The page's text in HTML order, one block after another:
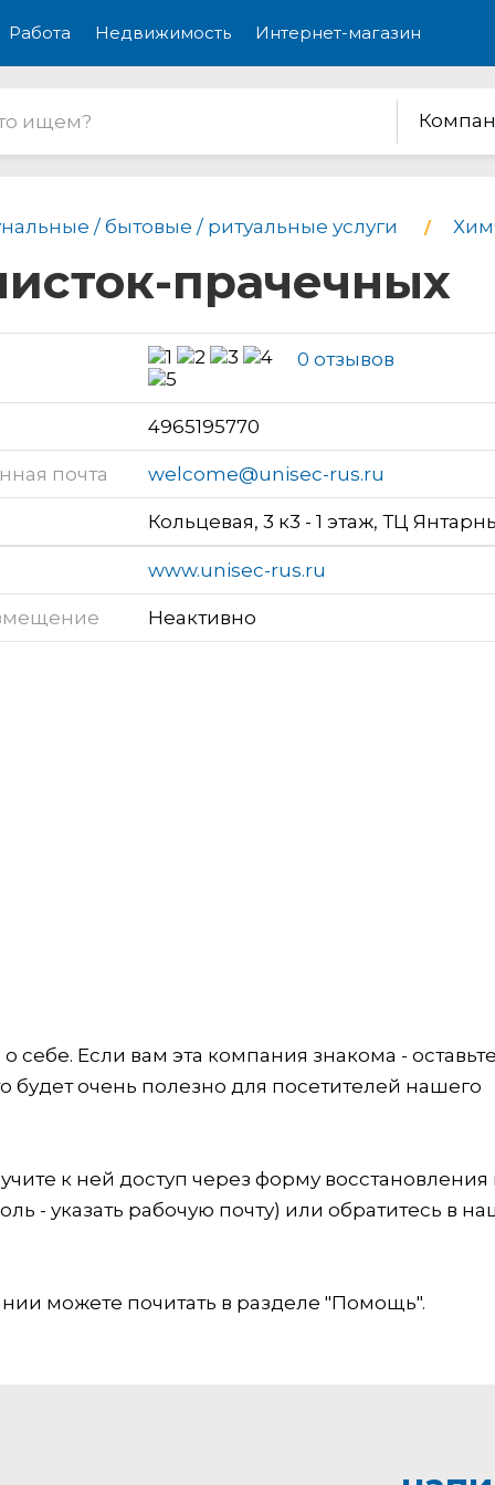
Работа Недвижимость Интернет-магазин
/ бытовые / ритуальные услуги
прачечных
0 отзывов
4965195770
почта welcome@unisec-rus.ru
Кольцевая, 3 к3 - 1 этаж, ТЦ
www.unisec-rus.ru
Неактивно
Если вам эта компания знакома -
будет очень полезно для посетителей нашего
к ней доступ через форму восстановления
- указать рабочую почту) или обратитесь в
можете почитать в разделе "Помощь".